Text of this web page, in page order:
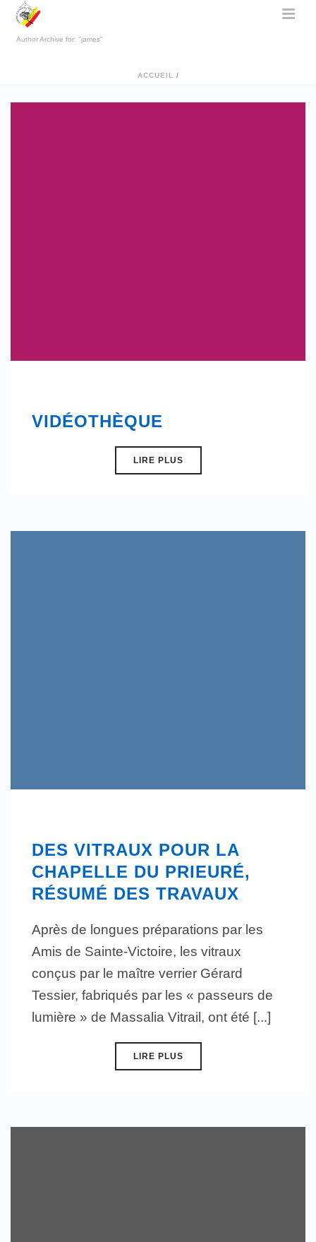
Author Archive for: "james"
ACCUEIL /
VIDÉOTHÈQUE
LIRE PLUS
DES VITRAUX POUR LA
CHAPELLE DU PRIEURÉ,
RÉSUMÉ DES TRAVAUX
Après de longues préparations par les
Amis de Sainte-Victoire, les vitraux
conçus par le maître verrier Gérard
Tessier, fabriqués par les « passeurs de
lumière » de Massalia Vitrail, ont été [...]
LIRE PLUS